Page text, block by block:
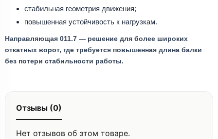
стабильная геометрия движения;
повышенная устойчивость к нагрузкам.
Направляющая 011.7 — решение для более широких
откатных ворот, где требуется повышенная длина балки
без потери стабильности работы.
Отзывы (0)
Нет отзывов об этом товаре.